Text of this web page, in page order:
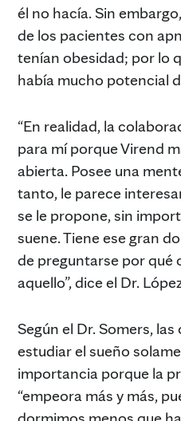
él no hacía. Sin
de los pacientes con
tenían obesidad; por lo
había mucho potencial
“En realidad, la
para mí porque Virend
abierta. Posee una
tanto, le parece
se le propone, sin
suene. Tiene ese gran
de preguntarse por qué
aquello”, dice el Dr.
Según el Dr. Somers,
estudiar el sueño
importancia porque la
“empeora más y más,